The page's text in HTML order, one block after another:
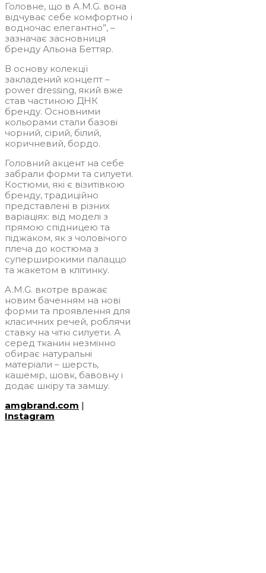
Головне, що в A.M.G. вона
відчуває себе комфортно і
водночас елегантно”, –
зазначає засновниця
бренду Альона Беттяр.
В основу колекції
закладений концепт –
power dressing, який вже
став частиною ДНК
бренду. Основними
кольорами стали базові
чорний, сірий, білий,
коричневий, бордо.
Головний акцент на себе
забрали форми та силуети.
Костюми, які є візитівкою
бренду, традиційно
представлені в різних
варіаціях: від моделі з
прямою спідницею та
піджаком, як з чоловічого
плеча до костюма з
суперширокими палаццо
та жакетом в клітинку.
A.M.G. вкотре вражає
новим баченням на нові
форми та проявлення для
класичних речей, роблячи
ставку на чіткі силуети. А
серед тканин незмінно
обирає натуральні
матеріали – шерсть,
кашемір, шовк, бавовну і
додає шкіру та замшу.
amgbrand.com |
Instagram